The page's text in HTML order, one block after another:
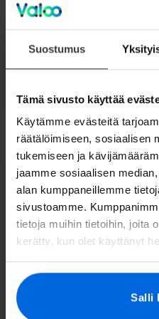
Suostumus
Tämä sivusto käyttää
Käytämme evästeitä
räätälöimiseen, sosiaalisen
tukemiseen ja
jaamme sosiaalisen
alan kumppaneillemme
sivustoamme.
tietoja muihin tietoihin, joita
kerätty, kun olet käyttänyt
Salli
Saat yhdessä ja
kattavan
Total